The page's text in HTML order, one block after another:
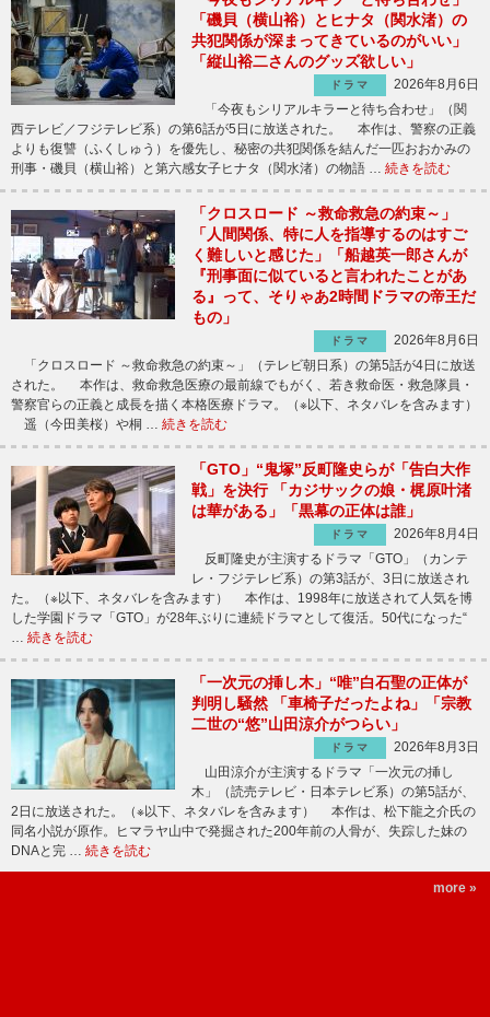
「磯貝（横山裕）とヒナタ（関水渚）の
共犯関係が深まってきているのがいい」
「縦山裕二さんのグッズ欲しい」
ドラマ
2026年8月6日
「今夜もシリアルキラーと待ち合わせ」（関
西テレビ／フジテレビ系）の第6話が5日に放送された。 本作は、警察の正義
よりも復讐（ふくしゅう）を優先し、秘密の共犯関係を結んだ一匹おおかみの
刑事・磯貝（横山裕）と第六感女子ヒナタ（関水渚）の物語 … 続きを読む
「クロスロード ～救命救急の約束～」
「人間関係、特に人を指導するのはすご
く難しいと感じた」「船越英一郎さんが
『刑事面に似ていると言われたことがあ
る』って、そりゃあ2時間ドラマの帝王だ
もの」
ドラマ
2026年8月6日
「クロスロード ～救命救急の約束～」（テレビ朝日系）の第5話が4日に放送
された。 本作は、救命救急医療の最前線でもがく、若き救命医・救急隊員・
警察官らの正義と成長を描く本格医療ドラマ。（※以下、ネタバレを含みます）
遥（今田美桜）や桐 … 続きを読む
「GTO」“鬼塚”反町隆史らが「告白大作
戦」を決行 「カジサックの娘・梶原叶渚
は華がある」「黒幕の正体は誰」
ドラマ
2026年8月4日
反町隆史が主演するドラマ「GTO」（カンテ
レ・フジテレビ系）の第3話が、3日に放送され
た。（※以下、ネタバレを含みます） 本作は、1998年に放送されて人気を博
した学園ドラマ「GTO」が28年ぶりに連続ドラマとして復活。50代になった“
続きを読む
「一次元の挿し木」“唯”白石聖の正体が
判明し騒然 「車椅子だったよね」「宗教
二世の“悠”山田涼介がつらい」
ドラマ
2026年8月3日
山田涼介が主演するドラマ「一次元の挿し
木」（読売テレビ・日本テレビ系）の第5話が、
2日に放送された。（※以下、ネタバレを含みます） 本作は、松下龍之介氏の
同名小説が原作。ヒマラヤ山中で発掘された200年前の人骨が、失踪した妹の
DNAと完 … 続きを読む
more »